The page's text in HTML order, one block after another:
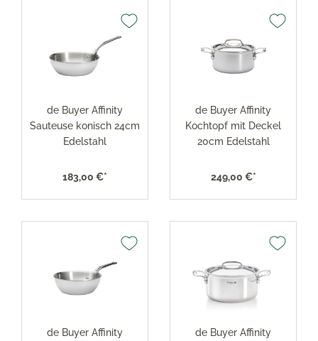
de Buyer Affinity
Sauteuse konisch 24cm
Edelstahl
183,00 €*
de Buyer Affinity
Kochtopf mit Deckel
20cm Edelstahl
249,00 €*
de Buyer Affinity
de Buyer Affinity